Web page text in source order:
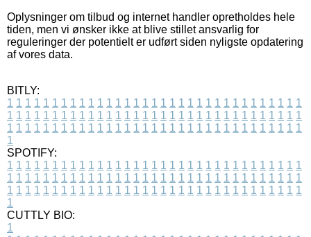
Oplysninger om tilbud og internet handler opretholdes hele
tiden, men vi ønsker ikke at blive stillet ansvarlig for
reguleringer der potentielt er udført siden nyligste opdatering
af vores data.
BITLY:
1 1 1 1 1 1 1 1 1 1 1 1 1 1 1 1 1 1 1 1 1 1 1 1 1 1 1 1 1 1 1 1 1
1 1 1 1 1 1 1 1 1 1 1 1 1 1 1 1 1 1 1 1 1 1 1 1 1 1 1 1 1 1 1 1 1
1 1 1 1 1 1 1 1 1 1 1 1 1 1 1 1 1 1 1 1 1 1 1 1 1 1 1 1 1 1 1 1 1
1
SPOTIFY:
1 1 1 1 1 1 1 1 1 1 1 1 1 1 1 1 1 1 1 1 1 1 1 1 1 1 1 1 1 1 1 1 1
1 1 1 1 1 1 1 1 1 1 1 1 1 1 1 1 1 1 1 1 1 1 1 1 1 1 1 1 1 1 1 1 1
1 1 1 1 1 1 1 1 1 1 1 1 1 1 1 1 1 1 1 1 1 1 1 1 1 1 1 1 1 1 1 1 1
1
CUTTLY BIO:
1